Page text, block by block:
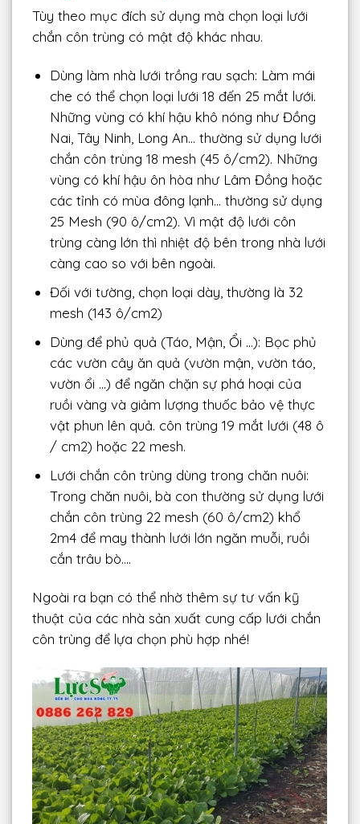
Tùy theo mục đích sử dụng mà chọn loại lưới
chắn côn trùng có mật độ khác nhau.
Dùng làm nhà lưới trồng rau sạch: Làm mái
che có thể chọn loại lưới 18 đến 25 mắt lưới.
Những vùng có khí hậu khô nóng như Đồng
Nai, Tây Ninh, Long An… thường sử dụng lưới
chắn côn trùng 18 mesh (45 ô/cm2). Những
vùng có khí hậu ôn hòa như Lâm Đồng hoặc
các tỉnh có mùa đông lạnh… thường sử dụng
25 Mesh (90 ô/cm2). Vì mật độ lưới côn
trùng càng lớn thì nhiệt độ bên trong nhà lưới
càng cao so với bên ngoài.
Đối với tường, chọn loại dày, thường là 32
mesh (143 ô/cm2)
Dùng để phủ quả (Táo, Mận, Ổi …): Bọc phủ
các vườn cây ăn quả (vườn mận, vườn táo,
vườn ổi …) để ngăn chặn sự phá hoại của
ruồi vàng và giảm lượng thuốc bảo vệ thực
vật phun lên quả. côn trùng 19 mắt lưới (48 ô
/ cm2) hoặc 22 mesh.
Lưới chắn côn trùng dùng trong chăn nuôi:
Trong chăn nuôi, bà con thường sử dụng lưới
chắn côn trùng 22 mesh (60 ô/cm2) khổ
2m4 để may thành lưới lớn ngăn muỗi, ruồi
cắn trâu bò.…
Ngoài ra bạn có thể nhờ thêm sự tư vấn kỹ
thuật của các nhà sản xuất cung cấp lưới chắn
côn trùng để lựa chọn phù hợp nhé!